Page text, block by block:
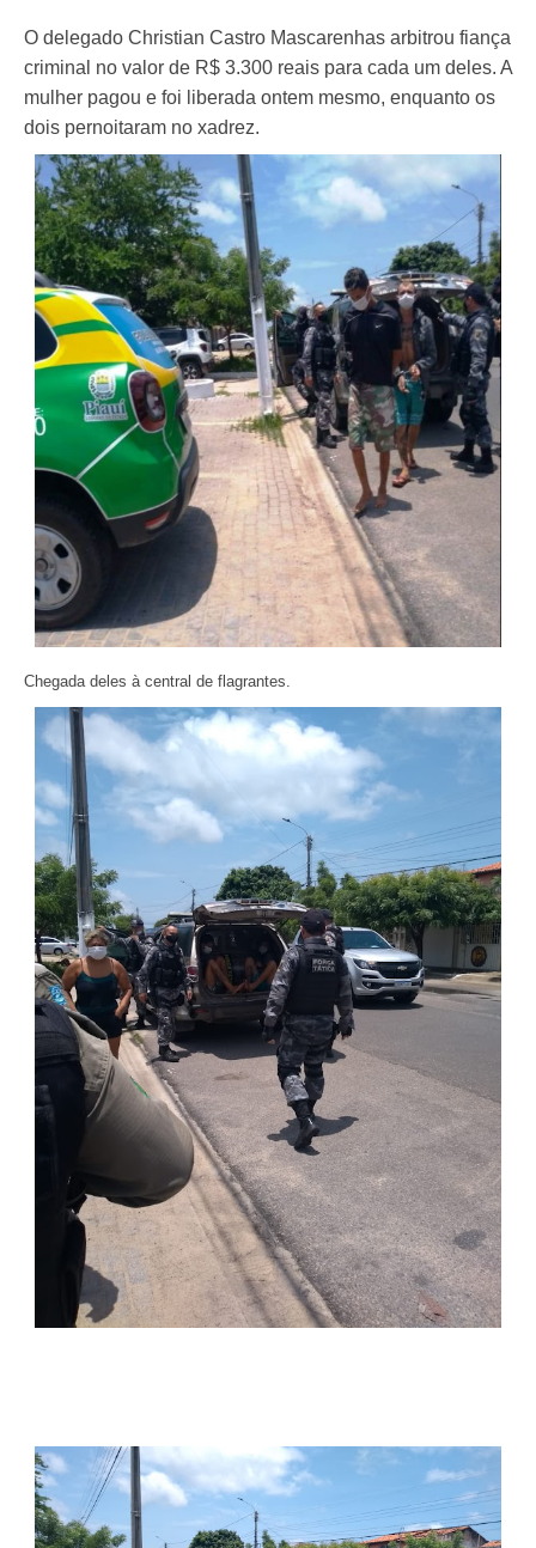
O delegado Christian Castro Mascarenhas arbitrou fiança
criminal no valor de R$ 3.300 reais para cada um deles. A
mulher pagou e foi liberada ontem mesmo, enquanto os
dois pernoitaram no xadrez.
Chegada deles à central de flagrantes.